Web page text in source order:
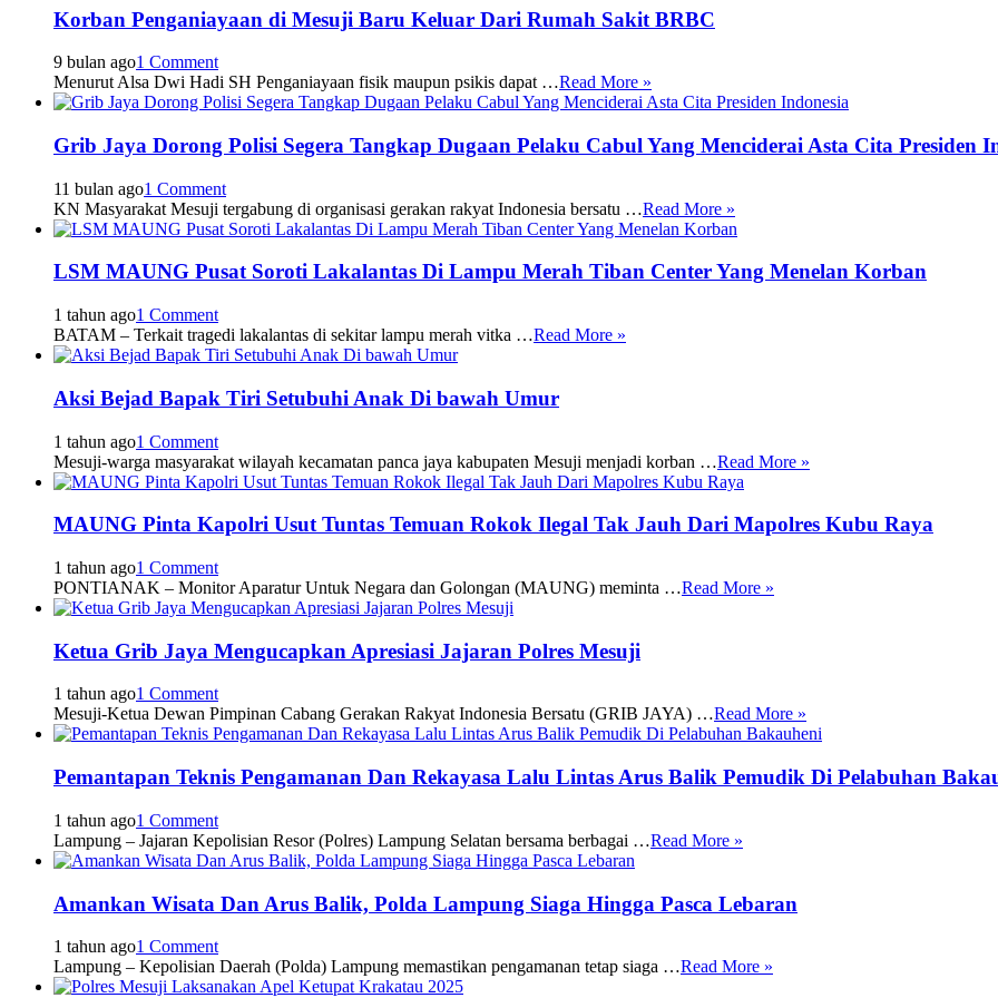
Korban Penganiayaan di Mesuji Baru Keluar Dari Rumah Sakit BRBC
9 bulan ago1 Comment
Menurut Alsa Dwi Hadi SH Penganiayaan fisik maupun psikis dapat …Read More »
Grib Jaya Dorong Polisi Segera Tangkap Dugaan Pelaku Cabul Yang Menciderai Asta Cita Presiden
11 bulan ago1 Comment
KN Masyarakat Mesuji tergabung di organisasi gerakan rakyat Indonesia bersatu …Read More »
LSM MAUNG Pusat Soroti Lakalantas Di Lampu Merah Tiban Center Yang Menelan Korban
1 tahun ago1 Comment
BATAM – Terkait tragedi lakalantas di sekitar lampu merah vitka …Read More »
Aksi Bejad Bapak Tiri Setubuhi Anak Di bawah Umur
1 tahun ago1 Comment
Mesuji-warga masyarakat wilayah kecamatan panca jaya kabupaten Mesuji menjadi korban …Read More »
MAUNG Pinta Kapolri Usut Tuntas Temuan Rokok Ilegal Tak Jauh Dari Mapolres Kubu Raya
1 tahun ago1 Comment
PONTIANAK – Monitor Aparatur Untuk Negara dan Golongan (MAUNG) meminta …Read More »
Ketua Grib Jaya Mengucapkan Apresiasi Jajaran Polres Mesuji
1 tahun ago1 Comment
Mesuji-Ketua Dewan Pimpinan Cabang Gerakan Rakyat Indonesia Bersatu (GRIB JAYA) …Read More »
Pemantapan Teknis Pengamanan Dan Rekayasa Lalu Lintas Arus Balik Pemudik Di Pelabuhan
1 tahun ago1 Comment
Lampung – Jajaran Kepolisian Resor (Polres) Lampung Selatan bersama berbagai …Read More »
Amankan Wisata Dan Arus Balik, Polda Lampung Siaga Hingga Pasca Lebaran
1 tahun ago1 Comment
Lampung – Kepolisian Daerah (Polda) Lampung memastikan pengamanan tetap siaga …Read More »